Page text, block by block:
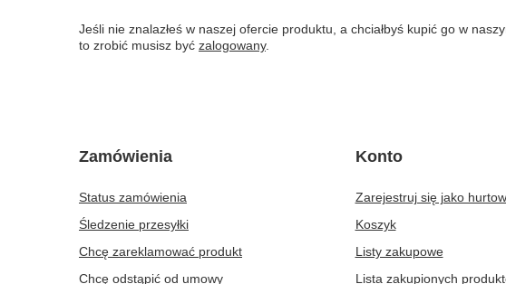
Jeśli nie znalazłeś w naszej ofercie produktu, a chciałbyś kupić go w
to zrobić musisz być zalogowany.
Zamówienia
Status zamówienia
Śledzenie przesyłki
Chcę zareklamować produkt
Chcę odstąpić od umowy
Konto
Zarejestruj się jako
Koszyk
Listy zakupowe
Lista zakupionych